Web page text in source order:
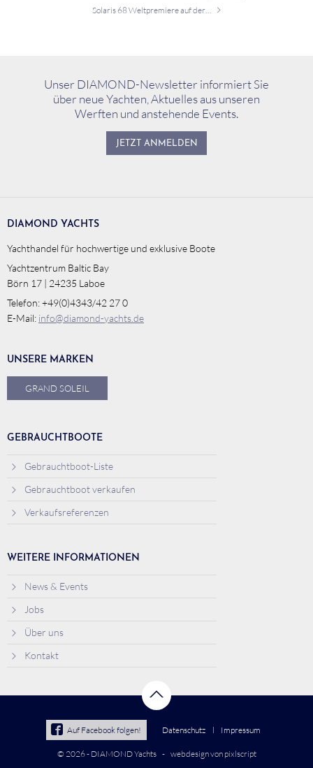
Solaris 68 Weltpremiere auf der Cannes Boat Show
Unser DIAMOND-Newsletter informiert Sie
über neue Yachten, Aktuelles aus unseren
Werften und anstehende Events.
JETZT ANMELDEN
DIAMOND YACHTS
Yachthandel für hochwertige und exklusive Boote
Yachtzentrum Baltic Bay
Börn 17 | 24235 Laboe
Telefon: +49(0)4343/42 27 0
E-Mail: info@diamond-yachts.de
UNSERE MARKEN
GRAND SOLEIL
GEBRAUCHTBOOTE
Gebrauchtboot-Liste
Gebrauchtboot verkaufen
Verkaufsreferenzen
WEITERE INFORMATIONEN
News & Events
Jobs
Über uns
Kontakt
Auf Facebook folgen! Datenschutz Impressum
© 2026 - DIAMOND Yachts webdesign von pixlscript